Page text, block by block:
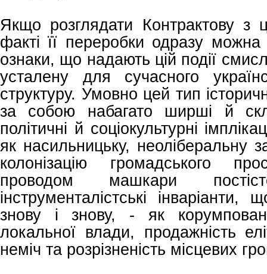
Якщо розглядати Контрактову з
факті її переробки одразу можна
ознаки, що надають цій події
усталену для сучасного
структуру. Умовно цей тип
за собою набагато ширші й
політичні й соціокультурні
як насильницьку, неоліберальну
колонізацію громадського
проводом машкари
інструменталістські
знову і знову, - як
локальної влади, продажність
неміч та розрізненість місцевих